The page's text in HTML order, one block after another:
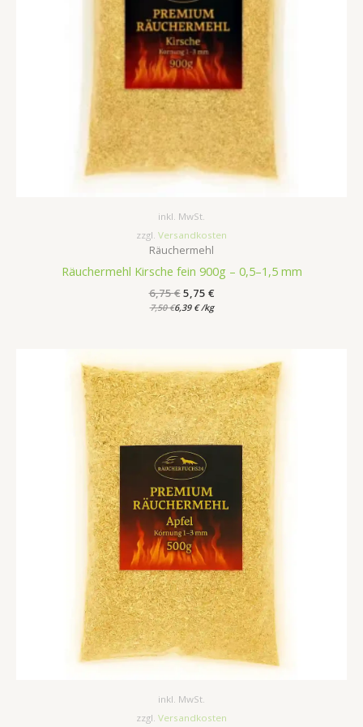
inkl. MwSt.
zzgl. Versandkosten
Räuchermehl
Räuchermehl Kirsche fein 900g – 0,5–1,5 mm
6,75€5,75 €
7,50€6,39 € /kg
inkl. MwSt.
zzgl. Versandkosten